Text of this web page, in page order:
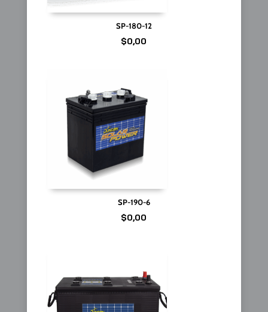
SP-180-12
$0,00
SP-190-6
$0,00